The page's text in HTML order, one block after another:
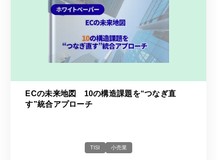
ECの未来地図 10の構造課題を“つなぎ直
す”統合アプローチ
TISI 小売業